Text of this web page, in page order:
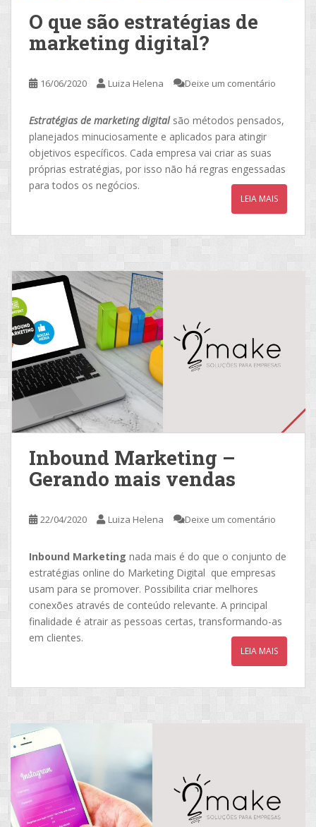
O que são estratégias de
marketing digital?
16/06/2020 Luiza Helena Deixe um comentário
Estratégias de marketing digitalsão métodos pensados,
planejados minuciosamente e aplicados para atingir
objetivos específicos. Cada empresa vai criar as suas
próprias estratégias, por isso não há regras engessadas
para todos os negócios.
LEIA MAIS
Inbound Marketing –
Gerando mais vendas
22/04/2020 Luiza Helena Deixe um comentário
Inbound Marketing nada mais é do que o conjunto de
estratégias online do Marketing Digital que empresas
usam para se promover. Possibilita criar melhores
conexões através de conteúdo relevante. A principal
finalidade é atrair as pessoas certas, transformando-as
em clientes.
LEIA MAIS